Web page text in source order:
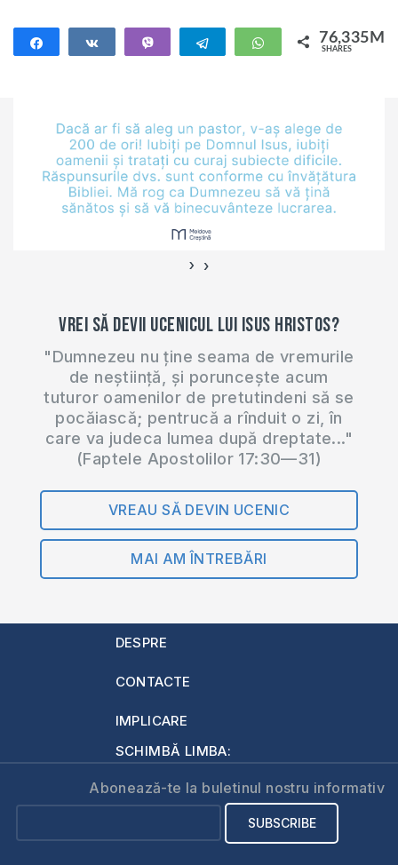
Share Share Telegram WhatsApp76,335M
SHARES
‹ ›
Vrei să devii ucenicul lui Isus Hristos?
"Dumnezeu nu ține seama de vremurile
de neștiință, și poruncește acum
tuturor oamenilor de pretutindeni să se
pocăiască; pentrucă a rînduit o zi, în
care va judeca lumea după dreptate..."
(Faptele Apostolilor 17:30—31)
VREAU SĂ DEVIN UCENIC
MAI AM ÎNTREBĂRI
DESPRE
CONTACTE
IMPLICARE
SCHIMBĂ LIMBA:
Abonează-te la buletinul nostru informativ